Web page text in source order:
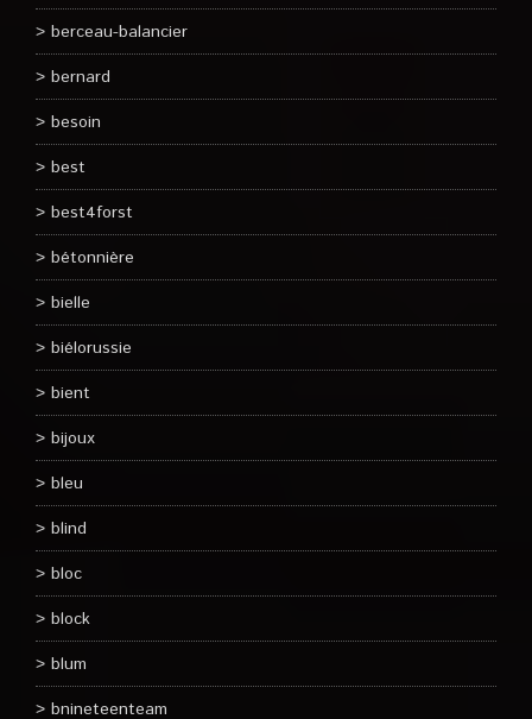
berceau-balancier
bernard
besoin
best
best4forst
bétonnière
bielle
biélorussie
bient
bijoux
bleu
blind
bloc
block
blum
bnineteenteam